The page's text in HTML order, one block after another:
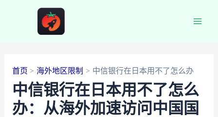
首页 海外地区限制 中信银行在日本用不了怎么办
中信银行在日本用不了怎么
办：从海外加速访问中国国